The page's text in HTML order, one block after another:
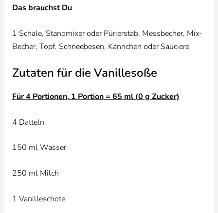
Das brauchst Du
1 Schale, Standmixer oder Pürierstab, Messbecher, Mix-
Becher, Topf, Schneebesen, Kännchen oder Sauciere
Zutaten für die Vanillesoße
Für 4 Portionen, 1 Portion = 65 ml (0 g Zucker)
4 Datteln
150 ml Wasser
250 ml Milch
1 Vanilleschote